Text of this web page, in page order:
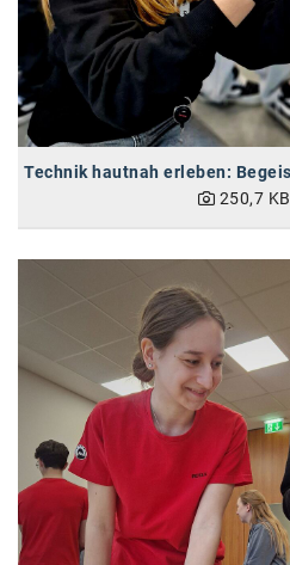
Strategy&
SW Umwelttechnik
TEDAI
TheVentury
WALTER GROUP
WEB Windenergie AG
WEconomy - Diversity works!
Calle Libre
ÖZSV
Media
250,7 KB